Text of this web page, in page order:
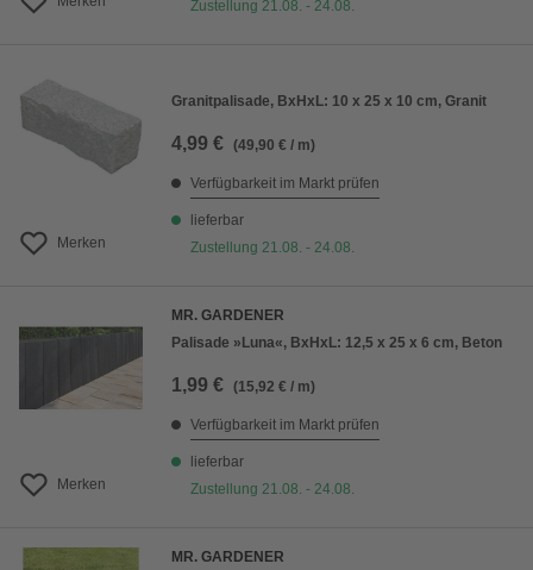
Zustellung 21.08. - 24.08.
Merken
Granitpalisade, BxHxL: 10 x 25 x 10 cm, Granit
4,99 € (49,90 € / m)
Verfügbarkeit im Markt prüfen
lieferbar
Zustellung 21.08. - 24.08.
Merken
MR. GARDENER
Palisade »Luna«, BxHxL: 12,5 x 25 x 6 cm, Beton
1,99 € (15,92 € / m)
Verfügbarkeit im Markt prüfen
lieferbar
Zustellung 21.08. - 24.08.
MR. GARDENER